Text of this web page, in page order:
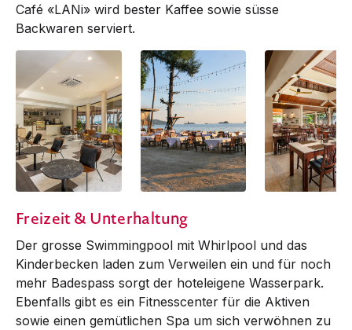
Café «LANi» wird bester Kaffee sowie süsse
Backwaren serviert.
Bar Paradise
Freizeit & Unterhaltung
Der grosse Swimmingpool mit Whirl­pool und das
Kinderbecken laden zum Verweilen ein und für noch
mehr Badespass sorgt der hoteleigene Wasserpark.
Ebenfalls gibt es ein Fitnesscenter für die Aktiven
sowie einen gemütlichen Spa um sich verwöhnen zu